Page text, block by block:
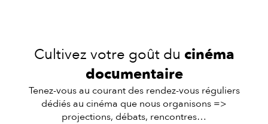
Cultivez votre goût du cinéma
documentaire
Tenez-vous au courant des rendez-vous réguliers
dédiés au cinéma que nous organisons =>
projections, débats, rencontres…